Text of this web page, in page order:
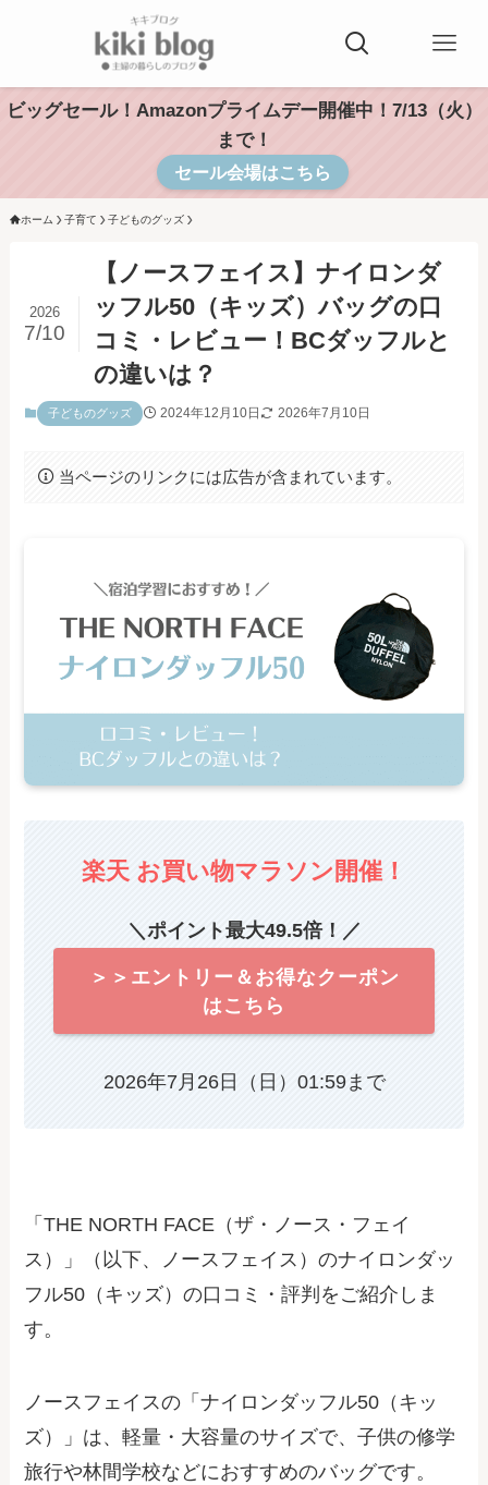
ビッグセール！Amazonプライムデー開催中！7/13（火）
まで！
セール会場はこちら
ホーム 子育て 子どものグッズ
【ノースフェイス】ナイロンダ
ッフル50（キッズ）バッグの口
コミ・レビュー！BCダッフルと
の違いは？
2026
7/10
子どものグッズ 2024年12月10日 2026年7月10日
当ページのリンクには広告が含まれています。
楽天 お買い物マラソン 開催！
＼ポイント最大49.5倍！／
＞＞エントリー＆お得なクーポン
はこちら
2026年7月26日（日）01:59まで
「THE NORTH FACE（ザ・ノース・フェイ
ス）」（以下、ノースフェイス）のナイロンダッ
フル50（キッズ）の口コミ・評判をご紹介しま
す。
ノースフェイスの「ナイロンダッフル50（キッ
ズ）」は、軽量・大容量のサイズで、子供の修学
旅行や林間学校などにおすすめのバッグです。